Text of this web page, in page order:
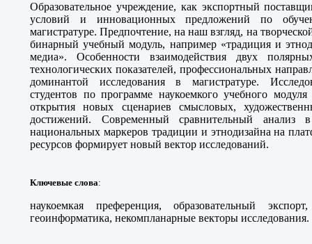
Образовательное учреждение, как экспортный
условий и инновационных предложений по
магистратуре. Предпочтение, на наш взгляд, на
бинарный учебный модуль, например «традиция и
медиа». Особенности взаимодействия двух
технологических показателей, профессиональных
доминантой исследования в магистратуре.
студентов по программе наукоемкого учебного
открытия новых сценариев смысловых,
достижений. Современный сравнительный анализ
национальных маркеров традиции и этнодизайна на
ресурсов формирует новый вектор исследований.
Ключевые слова:
наукоемкая преференция, образовательный
геоинформатика, некомпланарные векторы исследования.